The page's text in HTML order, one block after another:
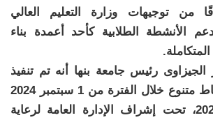
من توجيهات وزارة التعليم العالي
الأنشطة الطلابية كأحد أعمدة بناء
الجيزاوى رئيس جامعة بنها أنه تم تنفيذ
١٦٦٧ مشروع ونشاط متنوع خلال الفترة من 1 سبتمبر 2024
وحتى 30 يونيو 2025، تحت إشراف الإدارة العامة لرعاية